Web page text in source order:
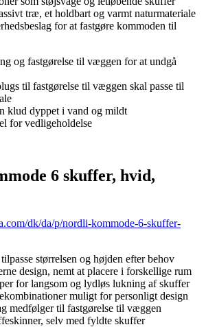
træ, et holdbart og varmt naturmateriale
for at fastgøre kommoden til
og fastgørelse til væggen for at undgå
til fastgørelse til væggen skal passe til
klud dyppet i vand og mildt
for vedligeholdelse
6 skuffer, hvid,
dk/da/p/nordli-kommode-6-skuffer-
størrelsen og højden efter behov
design, nemt at placere i forskellige rum
for langsom og lydløs lukning af skuffer
muligt for personligt design
medfølger til fastgørelse til væggen
selv med fyldte skuffer